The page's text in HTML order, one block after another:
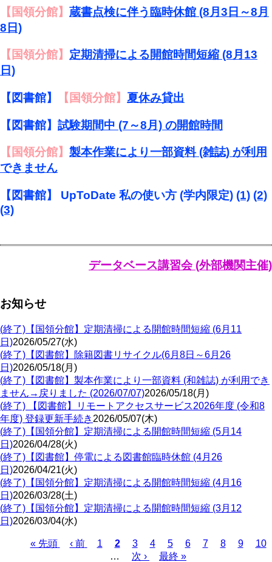
【国領分館】 蔵書点検に伴う臨時休館 (8月3日～8月
8日)
【国領分館】 定期清掃による開館時間短縮 (8月13
日)
【図書館】 【国領分館】 夏休み貸出
【図書館】 試験期間中 (7～8月) の開館時間
【国領分館】 製本作業により一部資料 (雑誌) が利用
できません
【図書館】 UpToDate 私の使い方 (学内限定) (1) (2)
(3)
データベース講習会 (外部機関主催)
お知らせ
(終了)【国領分館】定期清掃による開館時間短縮 (6月11
日)2026/05/27(水)
(終了)【図書館】除籍図書リサイクル(6月8日～6月26
日)2026/05/18(月)
(終了)【図書館】製本作業により一部資料 (和雑誌) が利用でき
ません→戻りました (2026/07/07)2026/05/18(月)
(終了) 【図書館】リモートアクセスサービス2026年度 (令和8
年度) 登録更新手続き 2026/05/07(木)
(終了)【国領分館】定期清掃による開館時間短縮 (5月14
日)2026/04/28(火)
(終了)【図書館】停電による図書館臨時休館 (4月26
日)2026/04/21(火)
(終了)【国領分館】定期清掃による開館時間短縮 (4月16
日)2026/03/28(土)
(終了)【国領分館】定期清掃による開館時間短縮 (3月12
日)2026/03/04(水)
先
« 先頭
前
‹ 前 Page
1
カ
レ
2 Page
3 Page
4 Page
5 Page
6 Page
7 Page
8 Page
9
10
…
次
次 ›
最
最終 »